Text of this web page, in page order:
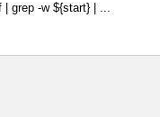
grep -w ${start} | ...